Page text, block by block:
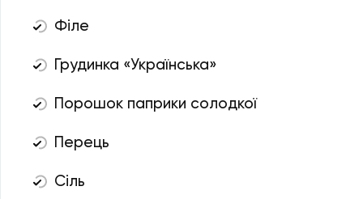
Філе
Грудинка «Українська»
Порошок паприки солодкої
Перець
Сіль